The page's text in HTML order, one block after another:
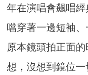
年在演唱會飆唱
噹穿著一邊短袖、
原本鏡頭拍正面
想，沒想到鏡位